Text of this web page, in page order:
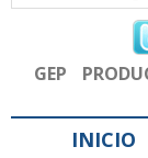
GEP
INICIO